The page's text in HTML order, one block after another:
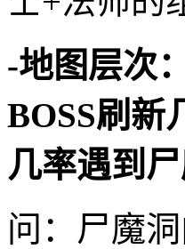
-地图层次
BOSS刷新
几率遇到
问：尸魔